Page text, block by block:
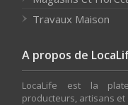
Travaux Maison
A propos de
LocaLife est la
producteurs, artisans